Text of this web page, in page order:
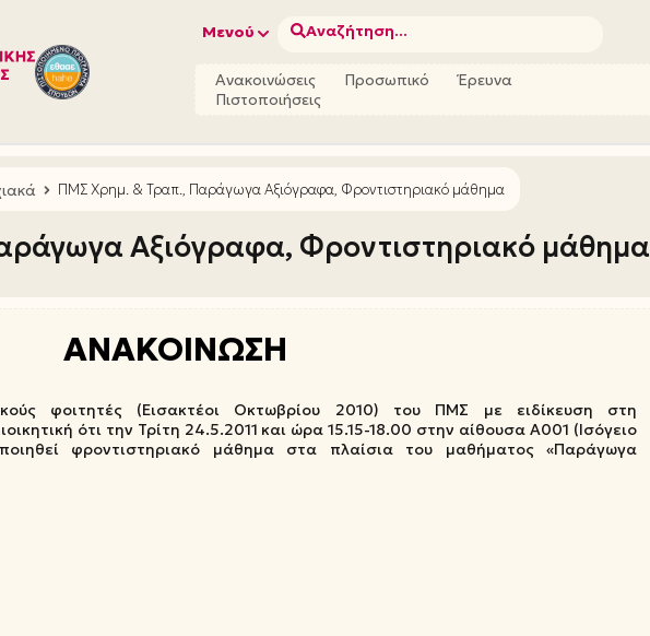
Μενού Αναζήτηση...
Ανακοινώσεις Προσωπικό
Έρευνα
Πιστοποιήσεις
ΠΜΣ Χρημ. & Τραπ., Παράγωγα Αξιόγραφα, Φροντιστηριακό μάθημα
Αξιόγραφα, Φροντιστηριακό μάθημα
ΑΝΑΚΟΙΝΩΣΗ
φοιτητές (Εισακτέοι Οκτωβρίου 2010) του ΠΜΣ με ειδίκευση στη
ότι την Τρίτη 24.5.2011 και ώρα 15.15-18.00 στην αίθουσα Α001 (Ισόγειο
φροντιστηριακό μάθημα στα πλαίσια του μαθήματος «Παράγωγα